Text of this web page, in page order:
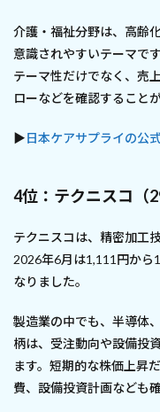
介護・福祉分野は、高齢
意識されやすいテーマで
テーマ性だけでなく、売
ローなどを確認することが
▶日本ケアサプライの公
4位：テクニスコ（
テクニスコは、精密加工
2026年6月は1,111円から
なりました。
製造業の中でも、半導体
柄は、受注動向や設備投
ます。短期的な株価上昇
費、設備投資計画なども